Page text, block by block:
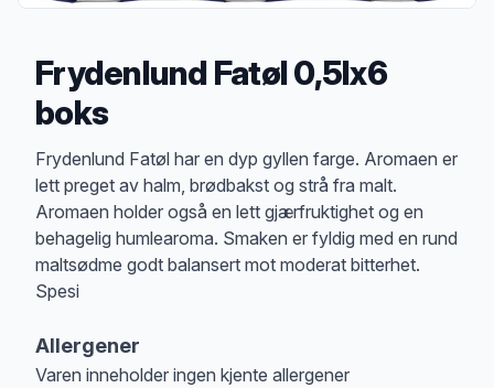
Frydenlund Fatøl 0,5lx6
boks
Produktbeskrivelse
Frydenlund Fatøl har en dyp gyllen farge. Aromaen er
lett preget av halm, brødbakst og strå fra malt.
Aromaen holder også en lett gjærfruktighet og en
behagelig humlearoma. Smaken er fyldig med en rund
maltsødme godt balansert mot moderat bitterhet.
Spesi
Allergener
Varen inneholder ingen kjente allergener